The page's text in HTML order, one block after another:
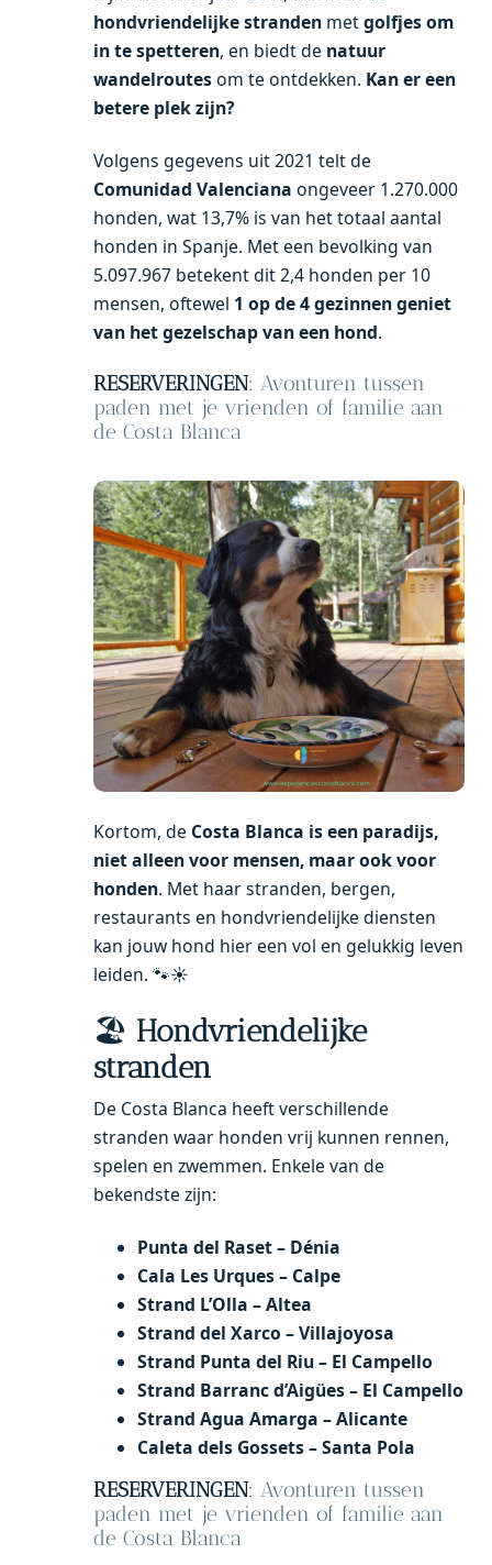
hondvriendelijke stranden metgolfjes om
in te spetteren, en biedt de natuur
wandelroutesom te ontdekken. Kan er een
betere plek zijn?
Volgens gegevens uit 2021 telt de
Comunidad Valenciana ongeveer 1.270.000
honden, wat 13,7% is van het totaal aantal
honden in Spanje. Met een bevolking van
5.097.967 betekent dit 2,4 honden per 10
mensen, oftewel 1 op de 4 gezinnen geniet
van het gezelschap van een hond.
RESERVERINGEN: Avonturen tussen
paden met je vrienden of familie aan
de Costa Blanca
Kortom, de Costa Blanca is een paradijs,
niet alleen voor mensen, maar ook voor
honden. Met haar stranden, bergen,
restaurants en hondvriendelijke diensten
kan jouw hond hier een vol en gelukkig leven
leiden. 🐾☀️
🏖 Hondvriendelijke
stranden
De Costa Blanca heeft verschillende
stranden waar honden vrij kunnen rennen,
spelen en zwemmen. Enkele van de
bekendste zijn:
Punta del Raset – Dénia
Cala Les Urques – Calpe
Strand L’Olla – Altea
Strand del Xarco – Villajoyosa
Strand Punta del Riu – El Campello
Strand Barranc d’Aigües – El Campello
Strand Agua Amarga – Alicante
Caleta dels Gossets – Santa Pola
RESERVERINGEN: Avonturen tussen
paden met je vrienden of familie aan
de Costa Blanca